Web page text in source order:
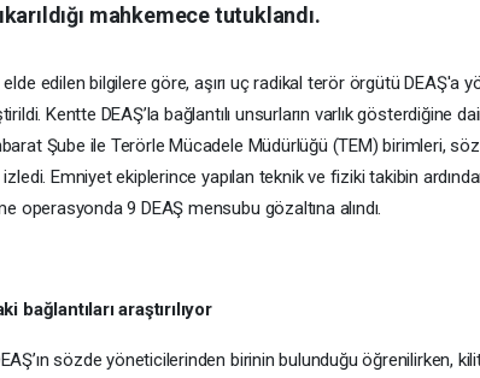
mahkemece tutuklandı.
elde edilen bilgilere göre, aşırı uç radikal terör örgütü DEAŞ'a
Kentte DEAŞ’la bağlantılı unsurların varlık gösterdiğine
Şube ile Terörle Mücadele Müdürlüğü (TEM) birimleri,
Emniyet ekiplerince yapılan teknik ve fiziki takibin
operasyonda 9 DEAŞ mensubu gözaltına alındı.
bağlantıları araştırılıyor
sözde yöneticilerinden birinin bulunduğu öğrenilirken,